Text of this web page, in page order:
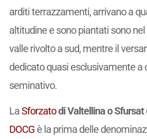
arditi terrazzamenti, arrivano a
altitudine e sono piantati sono
valle rivolto a sud, mentre il
dedicato quasi esclusivamente a
seminativo.
LaSforzatodi Valtellina o Sfursat
DOCGè la prima delle